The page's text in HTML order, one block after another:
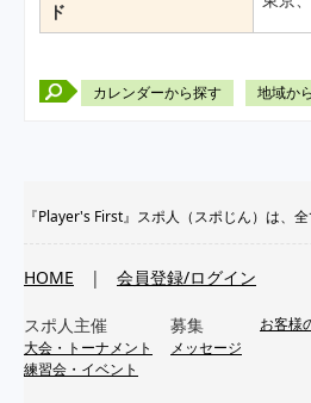
ド
カレンダーから探す 地域か
『Player's First』スポ人（スポじん）は、
HOME | 会員登録/ログイン
スポ人主催
大会・トーナメント
練習会・イベント
募集
メッセージ
お客様